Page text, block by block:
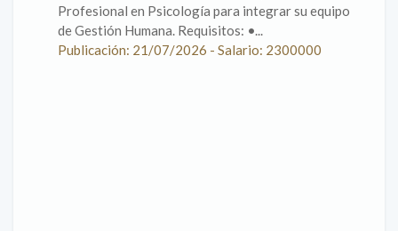
Profesional en Psicología para integrar su equipo
de Gestión Humana. Requisitos: •...
Publicación: 21/07/2026 - Salario: 2300000